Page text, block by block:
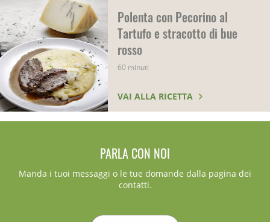
Polenta con Pecorino al
Tartufo e stracotto di bue
rosso
60 minuti
VAI ALLA RICETTA
PARLA CON NOI
Manda i tuoi messaggi o le tue domande dalla pagina dei
contatti.